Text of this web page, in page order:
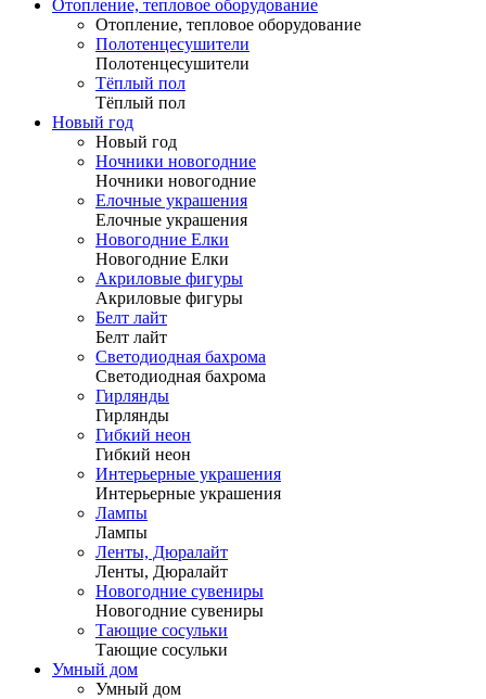
Отопление, тепловое оборудование
Отопление, тепловое оборудование
Полотенцесушители
Полотенцесушители
Тёплый пол
Тёплый пол
Новый год
Новый год
Ночники новогодние
Ночники новогодние
Елочные украшения
Елочные украшения
Новогодние Елки
Новогодние Елки
Акриловые фигуры
Акриловые фигуры
Белт лайт
Белт лайт
Светодиодная бахрома
Светодиодная бахрома
Гирлянды
Гирлянды
Гибкий неон
Гибкий неон
Интерьерные украшения
Интерьерные украшения
Лампы
Лампы
Ленты, Дюралайт
Ленты, Дюралайт
Новогодние сувениры
Новогодние сувениры
Тающие сосульки
Тающие сосульки
Умный дом
Умный дом